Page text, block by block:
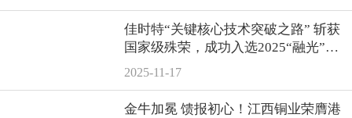
佳时特“关键核心技术突破之路” 斩获
国家级殊荣，成功入选2025“融光”案
例集
2025-11-17
金牛加冕 馈报初心！江西铜业荣膺港